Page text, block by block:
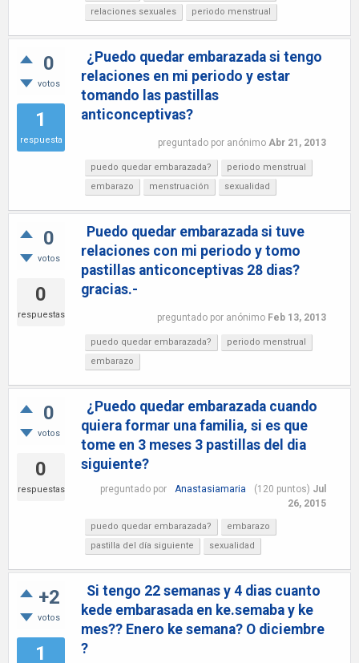
relaciones sexuales
periodo menstrual
0
votos
1
respuesta
¿Puedo quedar embarazada si tengo
relaciones en mi periodo y estar
tomando las pastillas
anticonceptivas?
preguntado por anónimo Abr 21, 2013
puedo quedar embarazada?
periodo menstrual
embarazo
menstruación sexualidad
0
votos
0
respuestas
Puedo quedar embarazada si tuve
relaciones con mi periodo y tomo
pastillas anticonceptivas 28 dias?
gracias.-
preguntado por anónimo Feb 13, 2013
puedo quedar embarazada?
periodo menstrual
embarazo
0
votos
0
respuestas
¿Puedo quedar embarazada cuando
quiera formar una familia, si es que
tome en 3 meses 3 pastillas del dia
siguiente?
preguntado por Anastasiamaria (120 puntos) Jul
26, 2015
puedo quedar embarazada?
embarazo
pastilla del día siguiente
sexualidad
+2
votos
1
Si tengo 22 semanas y 4 dias cuanto
kede embarasada en ke.semaba y ke
mes?? Enero ke semana? O diciembre
?